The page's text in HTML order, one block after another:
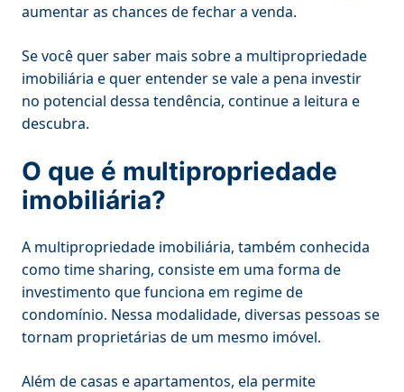
aumentar as chances de fechar a venda.
Se você quer saber mais sobre a multipropriedade
imobiliária e quer entender se vale a pena investir
no potencial dessa tendência, continue a leitura e
descubra.
O que é multipropriedade
imobiliária?
A multipropriedade imobiliária, também conhecida
como time sharing, consiste em uma forma de
investimento que funciona em regime de
condomínio. Nessa modalidade, diversas pessoas se
tornam proprietárias de um mesmo imóvel.
Além de casas e apartamentos, ela permite